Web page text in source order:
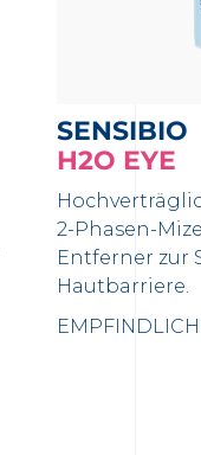
SENSIBIO
H2O EYE
2-Phasen-
Entferner zur
Hautbarriere.